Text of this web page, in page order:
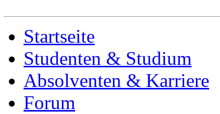
Startseite
Studenten & Studium
Absolventen & Karriere
Forum